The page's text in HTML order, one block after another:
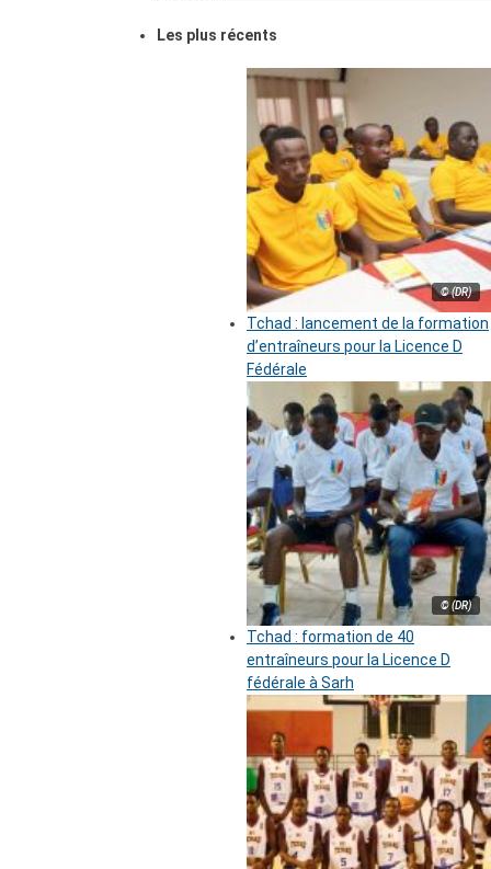
Les plus récents
© (DR)
Tchad : lancement de la formation
d’entraîneurs pour la Licence D
Fédérale
© (DR)
Tchad : formation de 40
entraîneurs pour la Licence D
fédérale à Sarh